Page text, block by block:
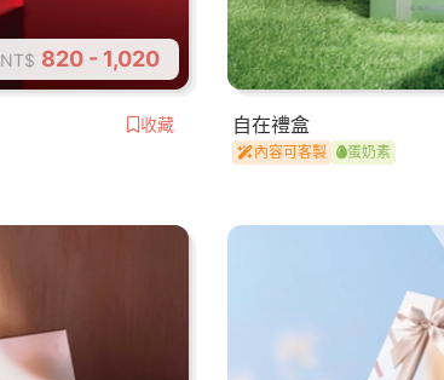
NT$ 820 - 1,020
收藏 自在禮盒
內容可客製 蛋奶素